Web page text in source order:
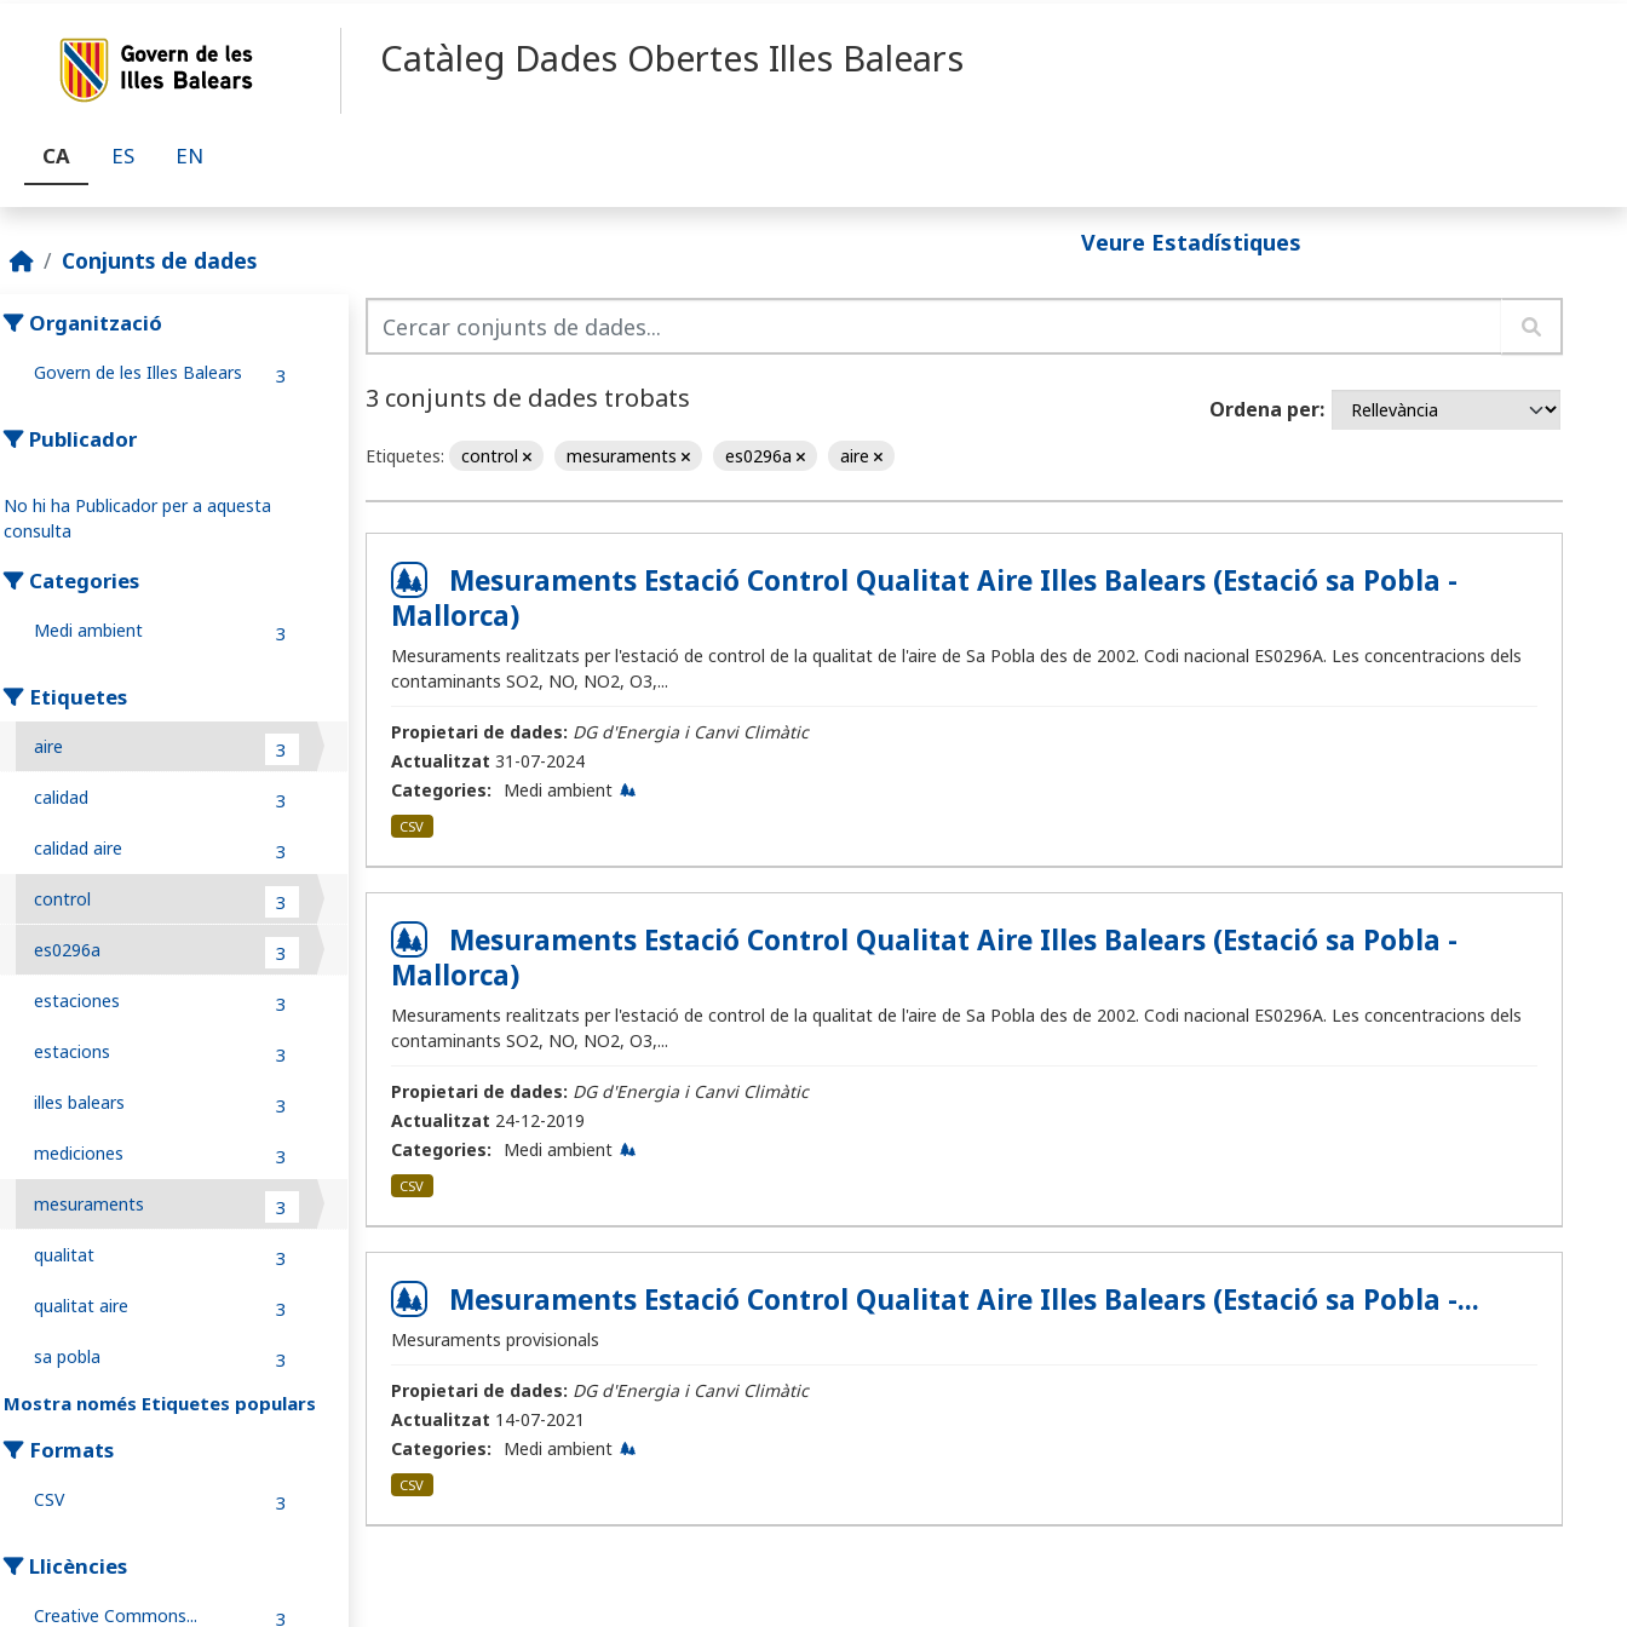
Catàleg Dades Obertes Illes Balears
CA ES EN
Veure Estadístiques
Conjunts de dades
Organització
Govern de les Illes Balears 3
Publicador
No hi ha Publicador per a aquesta
consulta
Categories
Medi ambient 3
Etiquetes
aire 3
calidad 3
calidad aire 3
control 3
es0296a 3
estaciones 3
estacions 3
illes balears 3
mediciones 3
mesuraments 3
qualitat 3
qualitat aire 3
sa pobla
3
Mostra només Etiquetes populars
Formats
CSV 3
Llicències
Creative Commons... 3
Ordena per
3 conjunts de dades trobats
Etiquetes: control mesuraments es0296a aire
Mesuraments Estació Control Qualitat Aire Illes Balears (Estació sa Pobla -
Mallorca)
Mesuraments realitzats per l'estació de control de la qualitat de l'aire de Sa Pobla des de 2002. Codi nacional ES0296A. Les concentracions dels
contaminants SO2, NO, NO2, O3,...
Propietari de dades: DG d'Energia i Canvi Climàtic
Actualitzat 31-07-2024
Categories:
Medi ambient
CSV
Mesuraments Estació Control Qualitat Aire Illes Balears (Estació sa Pobla -
Mallorca)
Mesuraments realitzats per l'estació de control de la qualitat de l'aire de Sa Pobla des de 2002. Codi nacional ES0296A. Les concentracions dels
contaminants SO2, NO, NO2, O3,...
Propietari de dades: DG d'Energia i Canvi Climàtic
Actualitzat 24-12-2019
Categories:
Medi ambient
CSV
Mesuraments Estació Control Qualitat Aire Illes Balears (Estació sa Pobla -...
Mesuraments provisionals
Propietari de dades: DG d'Energia i Canvi Climàtic
Actualitzat 14-07-2021
Categories:
Medi ambient
CSV